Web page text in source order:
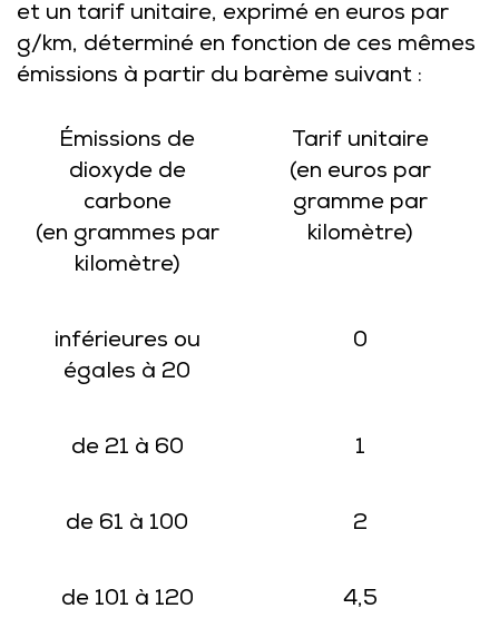
et un tarif unitaire, exprimé en euros par
g/km, déterminé en fonction de ces mêmes
émissions à partir du barème suivant :
Émissions de
dioxyde de
carbone
(en grammes par
kilomètre)
Tarif unitaire
(en euros par
gramme par
kilomètre)
inférieures ou
égales à 20
0
de 21 à 60 1
de 61 à 100 2
de 101 à 120 4,5